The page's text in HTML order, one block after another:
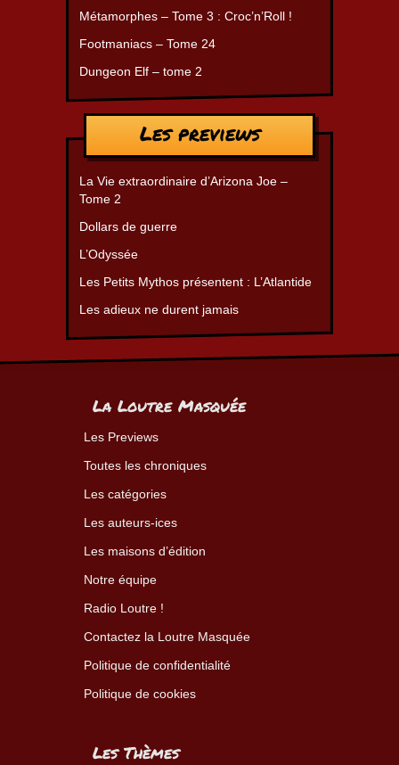
Métamorphes – Tome 3 : Croc’n’Roll !
Footmaniacs – Tome 24
Dungeon Elf – tome 2
Les previews
La Vie extraordinaire d’Arizona Joe –
Tome 2
Dollars de guerre
L’Odyssée
Les Petits Mythos présentent : L’Atlantide
Les adieux ne durent jamais
La Loutre Masquée
Les Previews
Toutes les chroniques
Les catégories
Les auteurs-ices
Les maisons d’édition
Notre équipe
Radio Loutre !
Contactez la Loutre Masquée
Politique de confidentialité
Politique de cookies
Les Thèmes